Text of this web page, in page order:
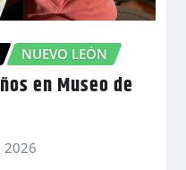
NUEVO LEÓN
en Museo de
2026